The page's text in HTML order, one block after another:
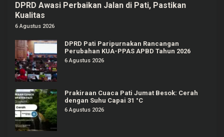
DPRD Awasi Perbaikan Jalan di Pati, Pastikan
Kualitas
6 Agustus 2026
DPRD Pati Paripurnakan Rancangan
Perubahan KUA-PPAS APBD Tahun 2026
6 Agustus 2026
Prakiraan Cuaca Pati Jumat Besok: Cerah
dengan Suhu Capai 31 °C
6 Agustus 2026